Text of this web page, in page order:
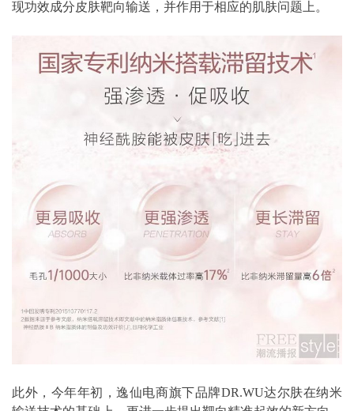
现功效成分皮肤靶向输送，并作用于相应的肌肤问题上。
此外，今年年初，逸仙电商旗下品牌DR.WU达尔肤在纳米